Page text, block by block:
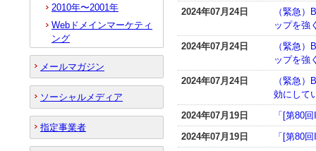
2024年07月24日
（緊急
ップを強
2024年07月24日
（緊急
ップを強
2024年07月24日
（緊急
効にして
2024年07月19日
「[第80
2024年07月19日
「[第80
2010年〜2001年
Webドメインマーケティ
ング
メールマガジン
ソーシャルメディア
指定事業者